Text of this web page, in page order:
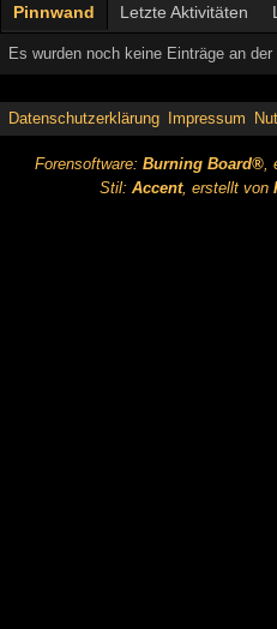
Pinnwand Letzte Aktivitäten
Es wurden noch keine Einträge an
Datenschutzerklärung Impressum
Forensoftware: Burning Board®,
Stil: Accent, erstellt von